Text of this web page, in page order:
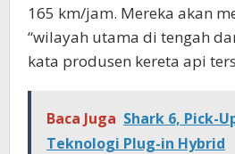
165 km/jam. Mereka akan
“wilayah utama di tengah
kata produsen kereta api
Baca Juga Shark 6, Pick-
Teknologi Plug-in Hybrid